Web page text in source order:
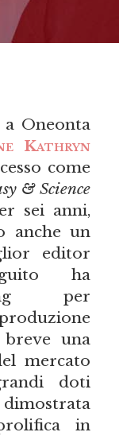
Oneonta
Kathryn
come
& Science
sei anni,
anche un
editor
ha
per
una
mercato
doti
in